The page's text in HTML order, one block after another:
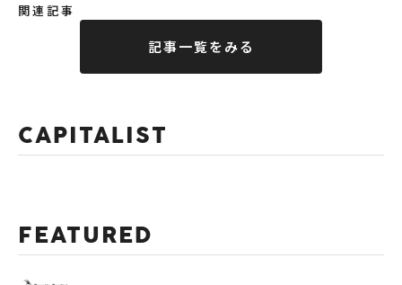
関連記事
記事一覧をみる
CAPITALIST
FEATURED